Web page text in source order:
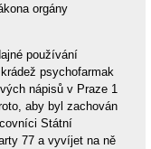
orgány
používání
psychofarmak
nápisů v Praze 1
aby byl zachován
Státní
77 a vyvíjet na ně